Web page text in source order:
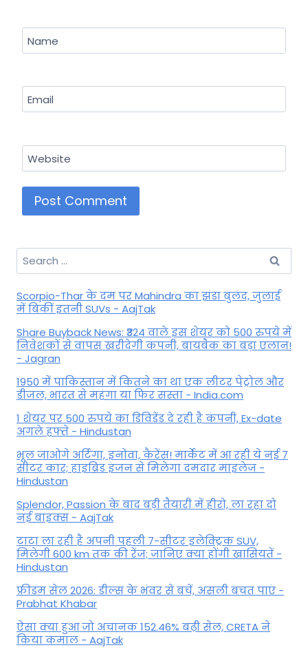
Name
Email
Website
Search
for:
Scorpio-Thar के दम पर Mahindra का झंडा बुलंद, जुलाई
में बिकीं इतनी SUVs - AajTak
Share Buyback News: ₹324 वाले इस शेयर को 500 रुपये में
निवेशकों से वापस खरीदेगी कंपनी, बायबैक का बड़ा एलान!
- Jagran
1950 में पाकिस्तान में कितने का था एक लीटर पेट्रोल और
डीजल, भारत से महंगा या फिर सस्ता - India.com
1 शेयर पर 500 रुपये का डिविडेंड दे रही है कंपनी, Ex-date
अगले हफ्ते - Hindustan
भूल जाओगे अर्टिगा, इनोवा, कैरेंस! मार्केट में आ रही ये नई 7
सीटर कार; हाइब्रिड इंजन से मिलेगा दमदार माइलेज -
Hindustan
Splendor, Passion के बाद बड़ी तैयारी में हीरो, ला रहा दो
नई बाइक्स - AajTak
टाटा ला रही है अपनी पहली 7-सीटर इलेक्ट्रिक SUV,
मिलेगी 600 km तक की रेंज; जानिए क्या होंगी खासियतें -
Hindustan
फ्रीडम सेल 2026: डील्स के भंवर से बचें, असली बचत पाएं -
Prabhat Khabar
ऐसा क्या हुआ जो अचानक 152.46% बढ़ी सेल, CRETA ने
किया कमाल - AajTak